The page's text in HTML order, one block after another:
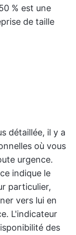
% est une
de taille
détaillée, il y a
où vous
urgence.
indique le
particulier,
vers lui en
L'indicateur
des